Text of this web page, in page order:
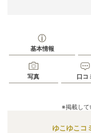
基本情報
写真 口コ
※掲載して
ゆこゆこコ